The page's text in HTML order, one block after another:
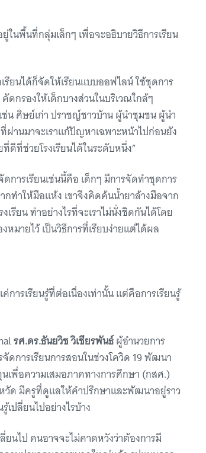
นพื้นที่กลุ่มเล็กๆ เพื่อจะอธิบายวิธีการเรียน
รียนได้ก็จัดให้เรียนแบบออฟไลน์ ใช้ชุดการ
กรองให้เด็กบางส่วนในบริเวณใกล้ๆ
ช่น ศิษย์เก่า ปราชญ์ชาวบ้าน ผู้นำชุมชน ผู้นำ
ผ่านมาจะเราแก้ปัญหาเฉพาะหน้าไปก่อนยัง
ที่ช่วยโรงเรียนได้ในระดับหนึ่ง”
การเรียนเช่นนี้คือ เด็กๆ มีการจัดทำชุดการ
กทำให้มือแห้ง เขาจึงคิดค้นน้ำยาล้างมือจาก
รียน ทำอย่างไรที่จะเราไม่นั่งชิดกันได้โดย
หมายไว้ เป็นวิธีการที่เรียบง่ายแต่ได้ผล
การเรียนรู้ที่ต่อเนื่องเท่านั้น แต่คือการเรียนรู้
รศ.ดร.ธันยวิช วิเชียรพันธ์ผู้อำนวยการ
ดการเรียนการสอนในช่วงโควิด 19 พัฒนา
เพื่อความเสมอภาคทางการศึกษา (กสศ.)
หวัด มีครูที่ดูแลให้คำปรึกษาและพัฒนาอยู่ราว
ปลี่ยนไปอย่างไรบ้าง
นไป คนอาจจะไม่คาดหวังว่าต้องการมี